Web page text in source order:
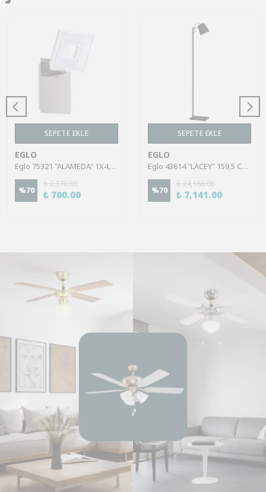
SEPETE EKLE
EGLO
Eglo 75321 "ALAMEDA" 1X4,5W Çelik Nikel Mat Sıva Üstü Spot
%70
₺ 2,370.00
₺ 700.00
SEPETE EKLE
EGLO
Eglo 43614 "LACEY" 159,5 Cm Yüksekliğinde Çelik, Ahşap Köşe Lambası Lambader
%70
₺ 24,166.00
₺ 7,141.00